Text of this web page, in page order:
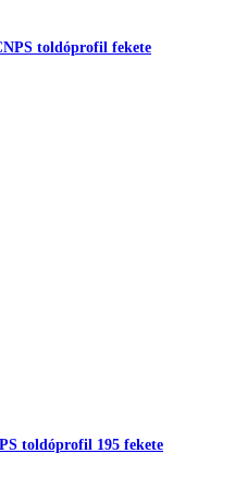
toldóprofil fekete
toldóprofil 195 fekete